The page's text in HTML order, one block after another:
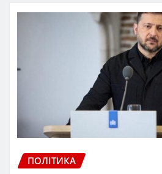
ПОЛІТИКА